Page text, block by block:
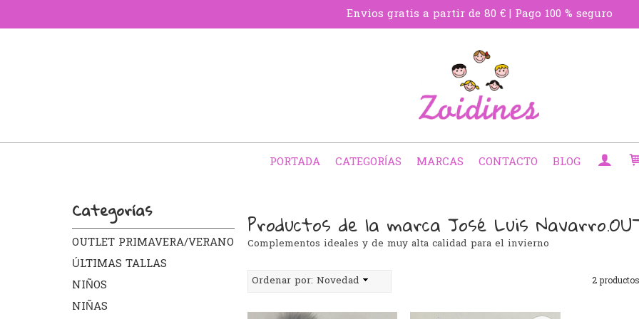
Envios gratis a partir de 80 € | Pago 100 % seguro
PORTADA CATEGORÍAS MARCAS CONTACTO BLOG
Categorías
OUTLET PRIMAVERA/VERANO
ÚLTIMAS TALLAS
NIÑOS
NIÑAS
Productos de la marca José Luis
Complementos ideales y de muy alta calidad para el invierno
Ordenar por: Novedad 2 productos